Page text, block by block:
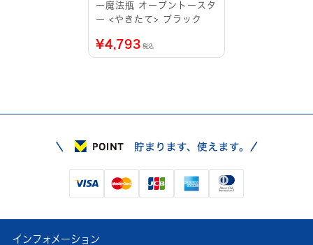
ー魔法瓶 オーブントースタ
ー <やきたて> ブラック
¥4,793 税込
インフォメーション